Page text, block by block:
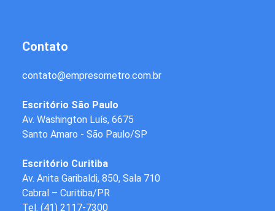
Contato
contato@empresometro.com.br
Escritório São Paulo
Av. Washington Luís, 6675
Santo Amaro - São Paulo/SP
Escritório Curitiba
Av. Anita Garibaldi, 850, Sala 710
Cabral – Curitiba/PR
Tel. (41) 2117-7300